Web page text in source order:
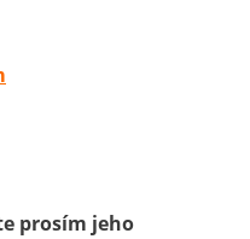
prosím jeho